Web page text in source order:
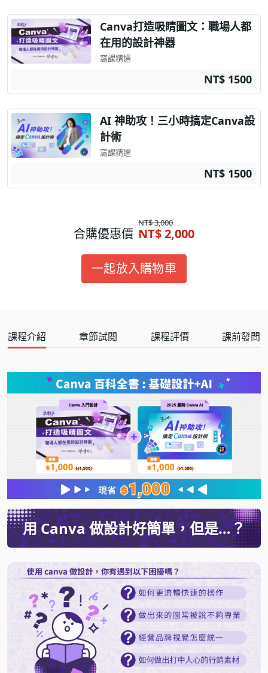
Canva打造吸睛圖文：職場人都
在用的設計神器
窩課精選
NT$ 1500
AI 神助攻！三小時搞定Canva設
計術
窩課精選
NT$ 1500
合購優惠價
NT$ 3,000
NT$ 2,000
一起放入購物車
課程介紹 章節試閱 課程評價 課前發問
用 Canva 做設計好簡單，但是…？